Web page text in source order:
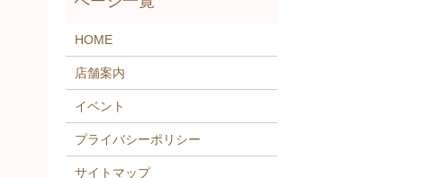
HOME
店舗案内
イベント
プライバシーポリシー
サイトマップ